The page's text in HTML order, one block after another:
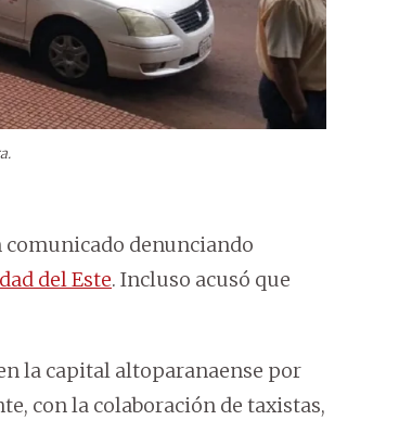
denunciando
del Este. Incluso acusó que
la capital altoparanaense por
con la colaboración de taxistas,